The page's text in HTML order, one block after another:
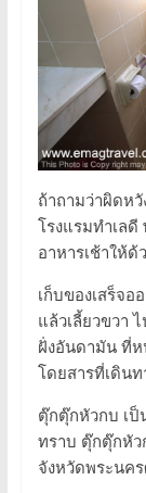
ถ้าถามว่าผิดห
โรงแรมทำเล
อาหารเช้าให้
เก็บของเสร็จอ
แล้วเลี้ยวขวา
ฝั่งอันดามัน ที่
โดยสารที่เดิน
ตุ๊กตุ๊กหัวกบ เป็
ทราบ ตุ๊กตุ๊กหัว
จังหวัดพระนค